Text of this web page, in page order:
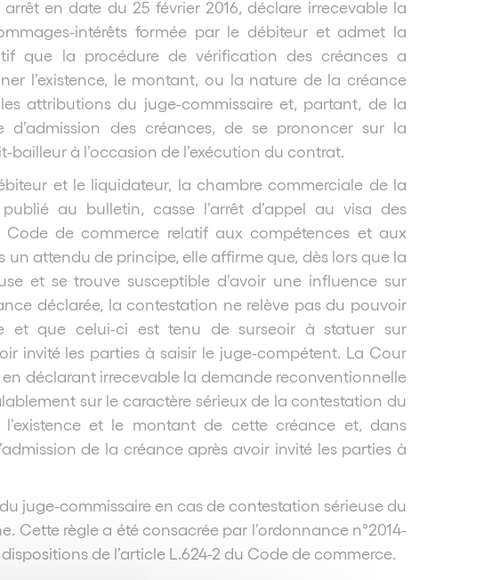
en date du 25 février 2016, déclare irrecevable la
intérêts formée par le débiteur et admet la
que la procédure de vérification des créances a
l’existence, le montant, ou la nature de la créance
attributions du juge-commissaire et, partant, de la
d’admission des créances, de se prononcer sur la
à l’occasion de l’exécution du contrat.
et le liquidateur, la chambre commerciale de la
au bulletin, casse l’arrêt d’appel au visa des
Code de commerce relatif aux compétences et aux
un attendu de principe, elle affirme que, dès lors que la
et se trouve susceptible d’avoir une influence sur
déclarée, la contestation ne relève pas du pouvoir
et que celui-ci est tenu de surseoir à statuer sur
invité les parties à saisir le juge-compétent. La Cour
en déclarant irrecevable la demande reconventionnelle
sur le caractère sérieux de la contestation du
et le montant de cette créance et, dans
de la créance après avoir invité les parties à
juge-commissaire en cas de contestation sérieuse du
Cette règle a été consacrée par l’ordonnance n°2014-
de l’article L.624-2 du Code de commerce.